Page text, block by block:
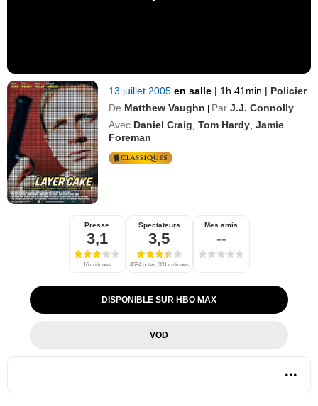
13 juillet 2005en salle | 1h 41min | Policier
De Matthew Vaughn | Par J.J. Connolly
Avec Daniel Craig ,Tom Hardy ,Jamie
Foreman
Presse
3,1
16 critiques
Spectateurs
3,5
4694 notes, 331 critiques
Mes amis
--
DISPONIBLE SUR HBO MAX
VOD